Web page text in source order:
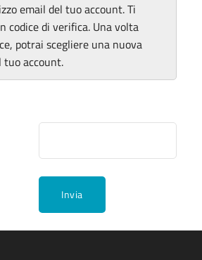
email del tuo account. Ti
codice di verifica. Una volta
potrai scegliere una nuova
tuo account.
Invia